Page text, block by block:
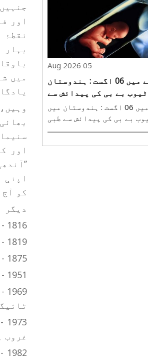
اور
بہار
میں
اور
اپنی
کو
دیگر
1816 - ارجنٹینا نے اسپین سے آزادی حاصل کی۔
1819 - سلائی مشین کے موجد الیاس ہاو کی پیدائش۔
1875 - بمبئی اسٹاک ایکسچینج کا قیام۔
1951 - ملک میں پہلی پنچ سالہ اسکیم (56-1951) شائع کی گئی۔
غروب
نئی شناخت دلائی۔ فائنل ..
05 Aug 2026
تاریخ کے آئینے میں 06 اگست : ہندوستان
بے بی کی پیدائش سے
نے نئی تاریخ رقم کی
تاریخ کے آئینے میں 06 اگست : ہندوستان میں
بے بی کی پیدائش سے طبی